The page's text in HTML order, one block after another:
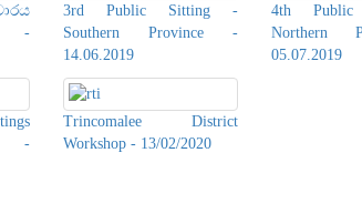
-
3rd Public Sitting -
Southern Province -
14.06.2019
4th
Northern
05.07.2019
-
Trincomalee District
Workshop - 13/02/2020